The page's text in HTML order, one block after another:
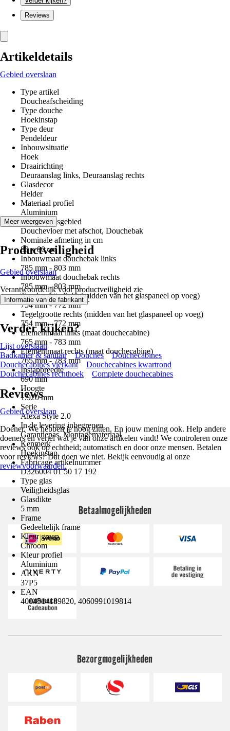
Reviews
Artikeldetails
Gebied overslaan
Type artikel
Doucheafscheiding
Type douche
Hoekinstap
Type deur
Pendeldeur
Inbouwsituatie
Hoek
Draairichting
Deuraanslag links, Deuraanslag rechts
Glasdecor
Helder
Materiaal profiel
Aluminium
Toepassingsgebied
Douchevloer met afschot, Douchebak
Nominale afmeting in cm
80 x 80 cm
Inbouwmaat douchebak links
785 mm - 803 mm
Inbouwmaat douchebak rechts
785 mm - 803 mm
Tegelgrootte links (midden van het glaspaneel op voeg)
754 mm - 772 mm
Tegelgrootte rechts (midden van het glaspaneel op voeg)
754 mm - 772 mm
Elementmaat links (maat douchecabine)
765 mm - 783 mm
Elementmaat rechts (maat douchecabine)
765 mm - 783 mm
Instapbreedte
690 mm
Hoogte
1.920 mm
Serie
Alexa Style 2.0
In de levering inbegrepen
Garantiepas, Montagemateriaal
Kenmerk
Hoekinstap
Fabricage artikelnummer
D326004 01 50 17 192
Type glas
Veiligheidsglas
Glasdikte
5 mm
Frame
Gedeeltelijk frame
Kleur greep
Chroom
Kleur profiel
Aluminium
AKN
37P5
EAN
4004514189820, 4060991019814
Meer weergeven
Productveiligheid
Gebied overslaan
Verantwoordelijk voor productveiligheid zie
Informatie van de fabrikant .
Verder kijken?
Lijst overslaan
Badkamer & sanitair
Douches
Douchecabines
Douchecabines vierkant
Douchecabines kwartrond
Douchecabines rechthoek
Complete douchecabines
Reviews
Gebied overslaan
Doener. We hebben je hoog zitten. En jouw mening ook. Help andere
doeners en vertel wat je van onze artikelen vindt! We controleren onze
reviews ook op echtheid; automatisch en door onze mensen. Betalen
voor reviews? Dat doen we niet. Bekijk eenvoudig al onze
reviewvoorwaarden.
Betaalmogelijkheden
Bezorgmogelijkheden